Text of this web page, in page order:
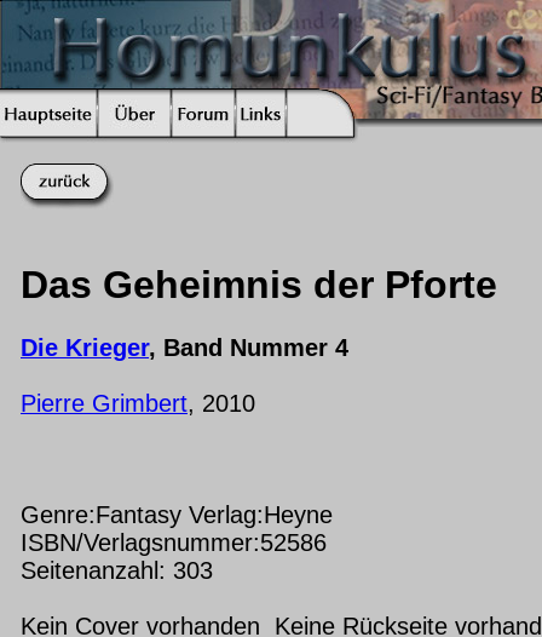
Das Geheimnis der Pforte
Die Krieger, Band Nummer 4
Pierre Grimbert, 2010
Genre:Fantasy Verlag:Heyne
ISBN/Verlagsnummer:52586
Seitenanzahl: 303
Kein Cover vorhanden Keine Rückseite